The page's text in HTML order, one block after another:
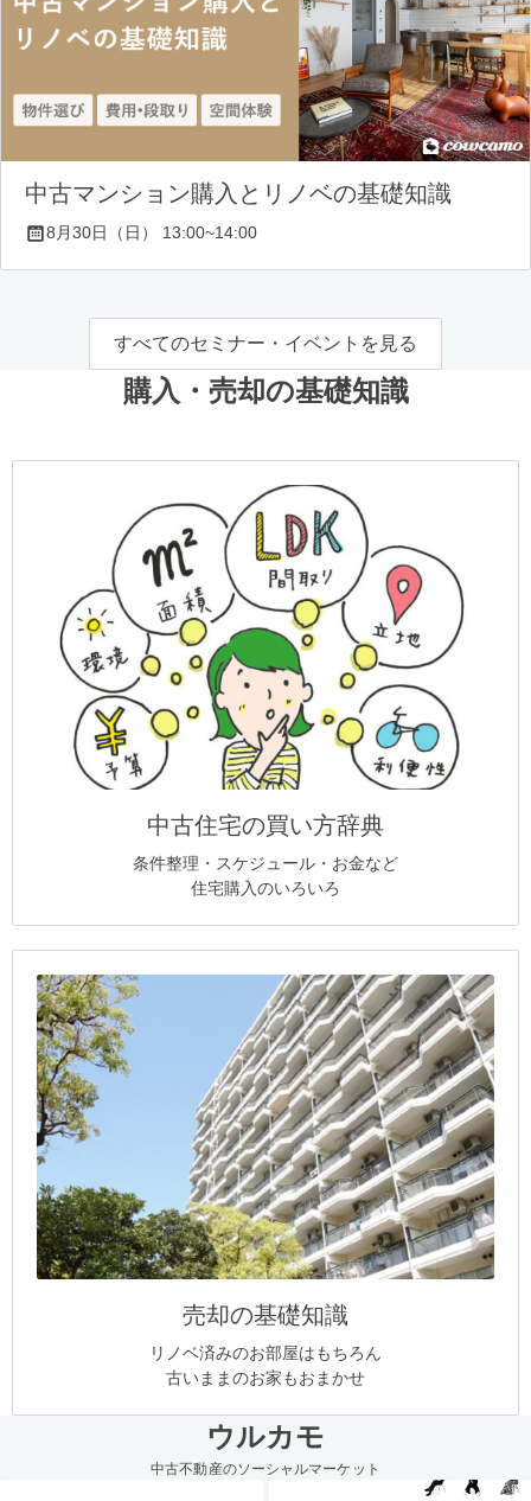
中古マンション購入とリノベの基礎知識
8月30日（日） 13:00~14:00
すべてのセミナー・イベントを見る
購入・売却の基礎知識
中古住宅の買い方辞典
条件整理・スケジュール・お金など
住宅購入のいろいろ
売却の基礎知識
リノベ済みのお部屋はもちろん
古いままのお家もおまかせ
ウルカモ
中古不動産のソーシャルマーケット